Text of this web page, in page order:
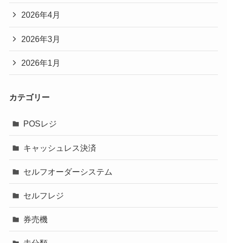
2026年4月
2026年3月
2026年1月
カテゴリー
POSレジ
キャッシュレス決済
セルフオーダーシステム
セルフレジ
券売機